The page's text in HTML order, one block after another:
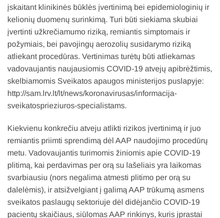
įskaitant klinikinės būklės įvertinimą bei epidemiologinių ir
kelionių duomenų surinkimą. Turi būti siekiama skubiai
įvertinti užkrečiamumo riziką, remiantis simptomais ir
požymiais, bei pavojingų aerozolių susidarymo riziką
atliekant procedūras. Vertinimas turėtų būti atliekamas
vadovaujantis naujausiomis COVID-19 atvejų apibrėžtimis,
skelbiamomis Sveikatos apaugos ministerijos puslapyje:
http://sam.lrv.lt/lt/news/koronavirusas/informacija-
sveikatosprieziuros-specialistams.
Kiekvienu konkrečiu atveju atlikti rizikos įvertinimą ir juo
remiantis priimti sprendimą dėl AAP naudojimo procedūrų
metu. Vadovaujantis turimomis žiniomis apie COVID-19
plitimą, kai perdavimas per orą su lašeliais yra laikomas
svarbiausiu (nors negalima atmesti plitimo per orą su
dalelėmis), ir atsižvelgiant į galimą AAP trūkumą asmens
sveikatos paslaugų sektoriuje dėl didėjančio COVID-19
pacientų skaičiaus, siūlomas AAP rinkinys, kuris įprastai